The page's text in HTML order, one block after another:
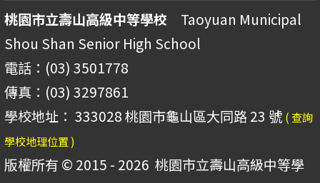
桃園市立壽山高級中等學校 Taoyuan Municipal
Shou Shan Senior High School
電話：(03) 3501778
傳真：(03) 3297861
學校地址： 333028 桃園市龜山區大同路 23 號 ( 查詢
學校地理位置 )
版權所有 © 2015 - 2026 桃園市立壽山高級中等學